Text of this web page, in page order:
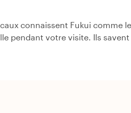
connaissent Fukui comme
pendant votre visite. Ils